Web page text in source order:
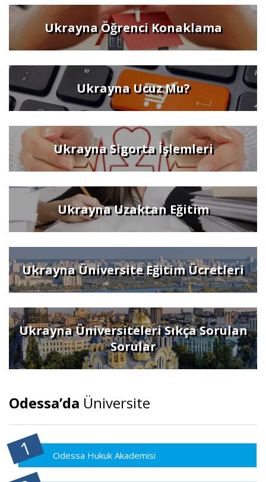
Ukrayna Öğrenci Konaklama
Ukrayna Ucuz Mu?
Ukrayna Sigorta İşlemleri
Ukrayna Uzaktan Eğitim
Ukrayna Üniversite Eğitim Ücretleri
Ukrayna Üniversiteleri Sıkça Sorulan
Sorular
Odessa’da Üniversite
Odessa Hukuk Akademisi